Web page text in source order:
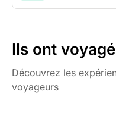
Ils ont
Découvrez les
voyageurs